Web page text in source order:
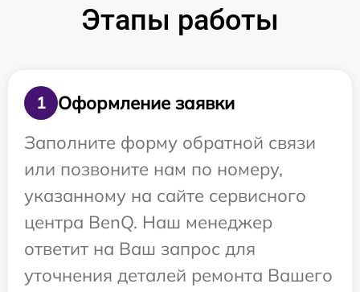
Этапы работы
1
Оформление заявки
Заполните форму обратной связи
или позвоните нам по номеру,
указанному на сайте сервисного
центра BenQ. Наш менеджер
ответит на Ваш запрос для
уточнения деталей ремонта Вашего